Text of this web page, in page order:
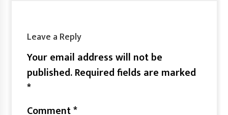
Leave a Reply
Your email address will not be
published.Required fields are marked
*
Comment*